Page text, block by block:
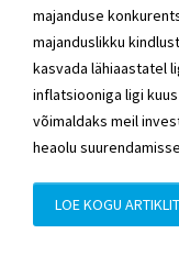
majanduse
majanduslikku
kasvada lähiaastatel
inflatsiooniga ligi
võimaldaks meil
heaolu
LOE KOGU ARTIKLIT